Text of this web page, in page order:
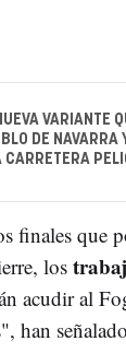
VARIANTE
DE
CARRETERA
finales que
los
acudir al
han